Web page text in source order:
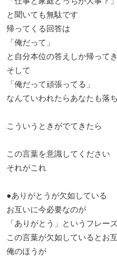
と聞いても無駄です
帰ってくる回答は
「俺だって」
と自分本位の答えしか帰って
そして
「俺だって頑張ってる」
なんていわれたらあなたも落
こういうときがでてきたら
この言葉を意識してください
それがこれ
●ありがとうが欠如している
お互いに今必要なのが
「ありがとう」というフレー
この言葉が欠如しているとお
俺のほうが